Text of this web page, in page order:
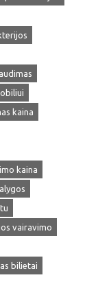
kaina
kaina
vairavimo
bilietai